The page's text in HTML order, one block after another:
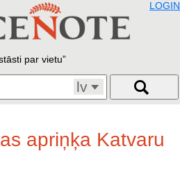
LOGIN
par vietu
lv
apriņķa Katvaru